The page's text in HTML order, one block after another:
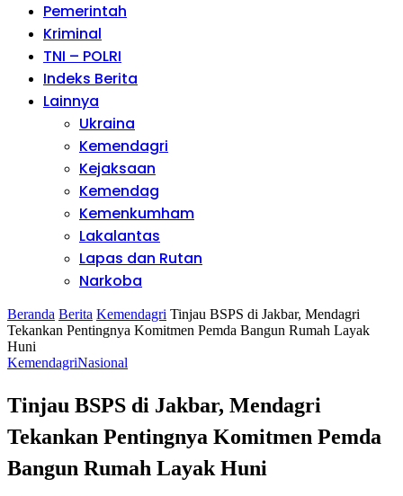
Pemerintah
Kriminal
TNI – POLRI
Indeks Berita
Lainnya
Ukraina
Kemendagri
Kejaksaan
Kemendag
Kemenkumham
Lakalantas
Lapas dan Rutan
Narkoba
Beranda Berita Kemendagri Tinjau BSPS di Jakbar, Mendagri
Tekankan Pentingnya Komitmen Pemda Bangun Rumah Layak
Huni
KemendagriNasional
Tinjau BSPS di Jakbar, Mendagri
Tekankan Pentingnya Komitmen Pemda
Bangun Rumah Layak Huni